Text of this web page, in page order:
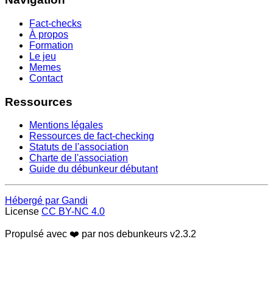
Fact-checks
À propos
Formation
Le jeu
Memes
Contact
Ressources
Mentions légales
Ressources de fact-checking
Statuts de l'association
Charte de l'association
Guide du débunkeur débutant
Hébergé par Gandi
License CC BY-NC 4.0
Propulsé avec ❤️ par nos debunkeurs v2.3.2